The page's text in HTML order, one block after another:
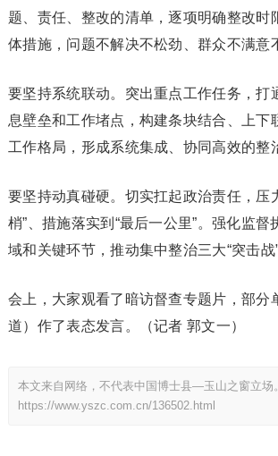
题、责任、整改的清单，逐项明确整改时
体措施，问题不解决不松劲、群众不满意
要坚持系统联动。突出重点工作任务，打
息壁垒和工作堵点，构建条块结合、上下
工作格局，形成系统集成、协同高效的整
要坚持动真碰硬。切实扛起政治责任，压
梢”、措施落实到“最后一公里”。强化监督
域和关键环节，推动集中整治三大“突击战
会上，大家观看了暗访督查专题片，部分
道）作了表态发言。（记者 郭文一）
本文来自网络，不代表中国博士县—玉山之窗立场
https://www.yszc.com.cn/136502.html